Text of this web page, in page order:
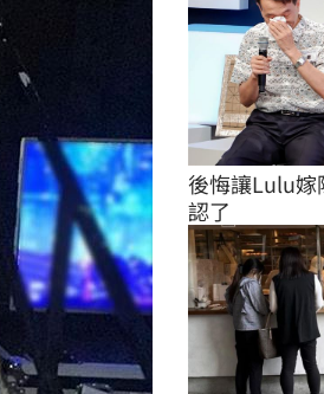
後悔讓Lulu嫁
認了